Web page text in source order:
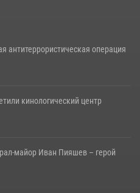
антитеррористическая операция
кинологический центр
майор Иван Пияшев – герой